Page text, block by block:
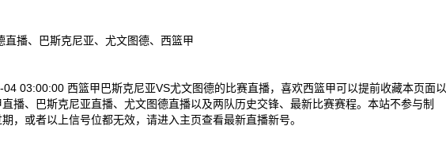
直播、巴斯克尼亚、尤文图德、西篮甲
04 03:00:00 西篮甲巴斯克尼亚VS尤文图德的比赛直播，喜欢西篮甲可以提前收藏本页面以
播、巴斯克尼亚直播、尤文图德直播以及两队历史交锋、最新比赛赛程。本站不参与制
，或者以上信号位都无效，请进入主页查看最新直播新号。